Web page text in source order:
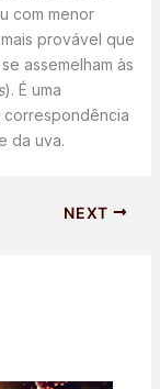
com menor
provável que
assemelham às
). É uma
da uva.
NEXT